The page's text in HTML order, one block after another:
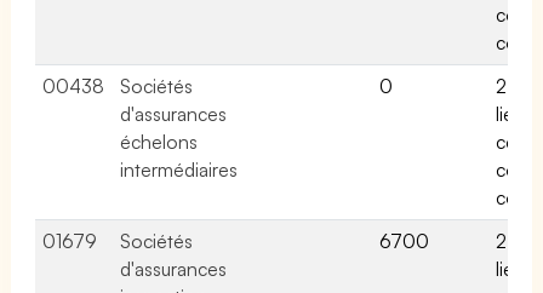
00438
Sociétés
d'assurances
échelons
intermédiaires
0
2
liées
cette
01679
Sociétés
d'assurances
6700
2
liées